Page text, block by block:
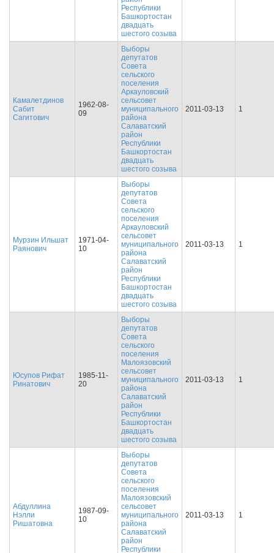
Республики
Башкортостан
двадцать
шестого созыва
Камалетдинов
Сабит
Сагитович
1962-08-
09
Выборы
депутатов
Совета
сельского
поселения
Аркауловский
сельсовет
муниципального
района
Салаватский
район
Республики
Башкортостан
двадцать
шестого созыва
2011-03-13 1
Мурзин Ильшат
Раянович
1971-04-
10
Выборы
депутатов
Совета
сельского
поселения
Аркауловский
сельсовет
муниципального
района
Салаватский
район
Республики
Башкортостан
двадцать
шестого созыва
2011-03-13 1
Юсупов Рифат
Ринатович
1985-11-
20
Выборы
депутатов
Совета
сельского
поселения
Малоязовский
сельсовет
муниципального
района
Салаватский
район
Республики
Башкортостан
двадцать
шестого созыва
2011-03-13 1
Абдуллина
Нэлли
Ришатовна
1987-09-
10
Выборы
депутатов
Совета
сельского
поселения
Малоязовский
сельсовет
муниципального
района
Салаватский
район
Республики
2011-03-13 1